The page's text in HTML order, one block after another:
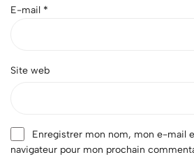
E-mail *
Site web
Enregistrer mon nom, mon e-mail
navigateur pour mon prochain